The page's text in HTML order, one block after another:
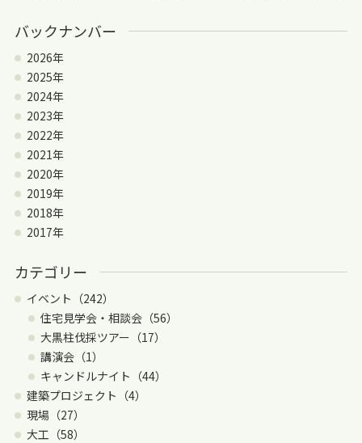
バックナンバー
2026年
2025年
2024年
2023年
2022年
2021年
2020年
2019年
2018年
2017年
カテゴリー
イベント（242）
住宅見学会・相談会（56）
大黒柱伐採ツアー（17）
講演会（1）
キャンドルナイト（44）
建築プロジェクト（4）
現場（27）
大工（58）